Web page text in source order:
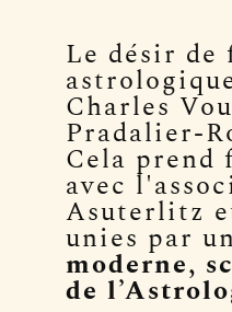
Le désir de
Charles
Pradalier-
Cela prend
avec
Asuterlitz
unies par
moderne,
de